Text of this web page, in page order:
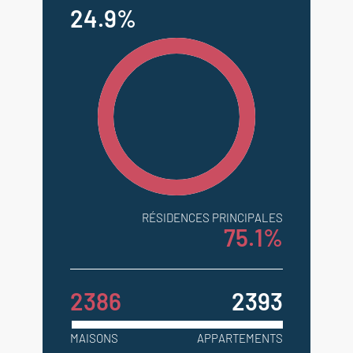
24.9%
RÉSIDENCES PRINCIPALES
75.1%
2386 2393
MAISONS APPARTEMENTS